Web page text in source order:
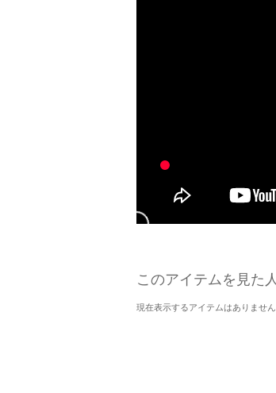
このアイテムを見た
現在表示するアイテムはありません